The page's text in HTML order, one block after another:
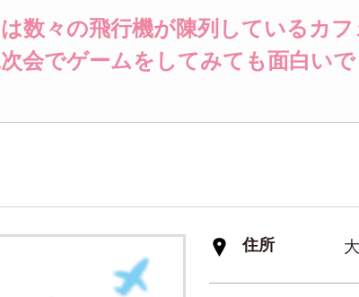
数々の飛行機が陳列しているカ
会でゲームをしてみても面白いで
住所